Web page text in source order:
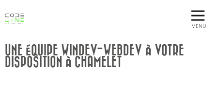
MENU
UNE ÉQUIPE WINDEV-WEBDEV À VOTRE
DISPOSITION À CHAMELET